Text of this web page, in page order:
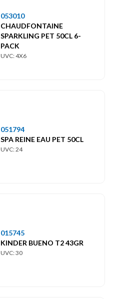
053010
CHAUDFONTAINE
SPARKLING PET 50CL 6-
PACK
UVC: 4X6
051794
SPA REINE EAU PET 50CL
UVC: 24
015745
KINDER BUENO T2 43GR
UVC: 30